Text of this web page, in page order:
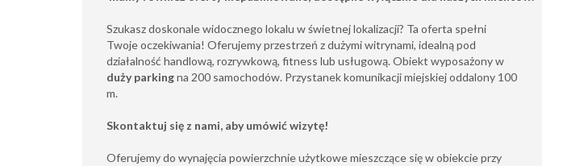
Szukasz doskonale widocznego lokalu w świetnej lokalizacji? Ta oferta spełni
Twoje oczekiwania! Oferujemy przestrzeń z dużymi witrynami, idealną pod
działalność handlową, rozrywkową, fitness lub usługową. Obiekt wyposażony w
duży parkingna 200 samochodów. Przystanek komunikacji miejskiej oddalony 100
m.
Skontaktuj się z nami, aby umówić wizytę!
Oferujemy do wynajęcia powierzchnie użytkowe mieszczące się w obiekcie przy